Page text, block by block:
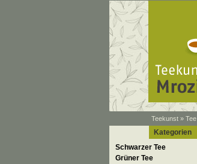
Teekunst » Tee
Kategorien
Schwarzer Tee
Grüner Tee